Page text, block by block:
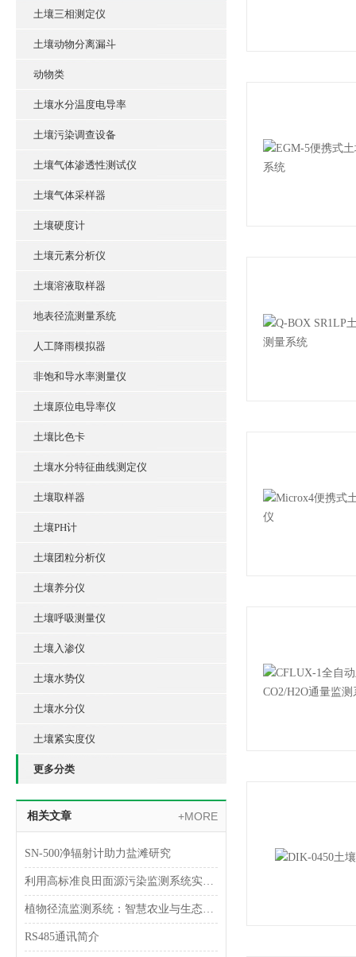
土壤三相测定仪
土壤动物分离漏斗
动物类
土壤水分温度电导率
土壤污染调查设备
土壤气体渗透性测试仪
土壤气体采样器
土壤硬度计
土壤元素分析仪
土壤溶液取样器
地表径流测量系统
人工降雨模拟器
非饱和导水率测量仪
土壤原位电导率仪
土壤比色卡
土壤水分特征曲线测定仪
土壤取样器
土壤PH计
土壤团粒分析仪
土壤养分仪
土壤呼吸测量仪
土壤入渗仪
土壤水势仪
土壤水分仪
土壤紧实度仪
更多分类
相关文章 +MORE
SN-500净辐射计助力盐滩研究
利用高标准良田面源污染监测系统实现农田环境保护
植物径流监测系统：智慧农业与生态保护的新工具
RS485通讯简介